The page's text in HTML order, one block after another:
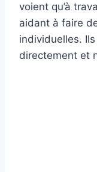
voient qu’à
aidant à faire
individuelles.
directement et